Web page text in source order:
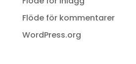
Flöde för kommentarer
WordPress.org